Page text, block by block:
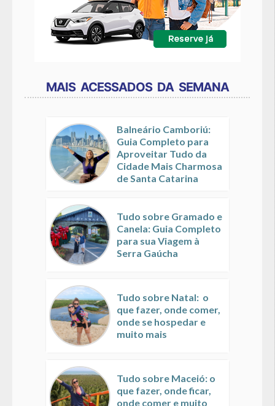
MAIS ACESSADOS DA SEMANA
Balneário Camboriú:
Guia Completo para
Aproveitar Tudo da
Cidade Mais Charmosa
de Santa Catarina
Tudo sobre Gramado e
Canela: Guia Completo
para sua Viagem à
Serra Gaúcha
Tudo sobre Natal: o
que fazer, onde comer,
onde se hospedar e
muito mais
Tudo sobre Maceió: o
que fazer, onde ficar,
onde comer e muito